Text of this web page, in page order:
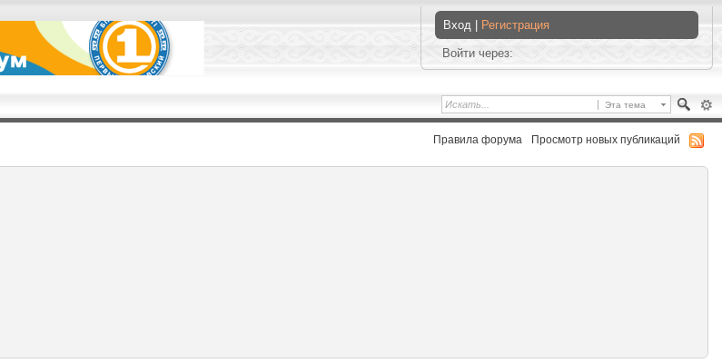
Вход | Регистрация
Войти через:
Эта тема
Правила форума Просмотр новых публикаций